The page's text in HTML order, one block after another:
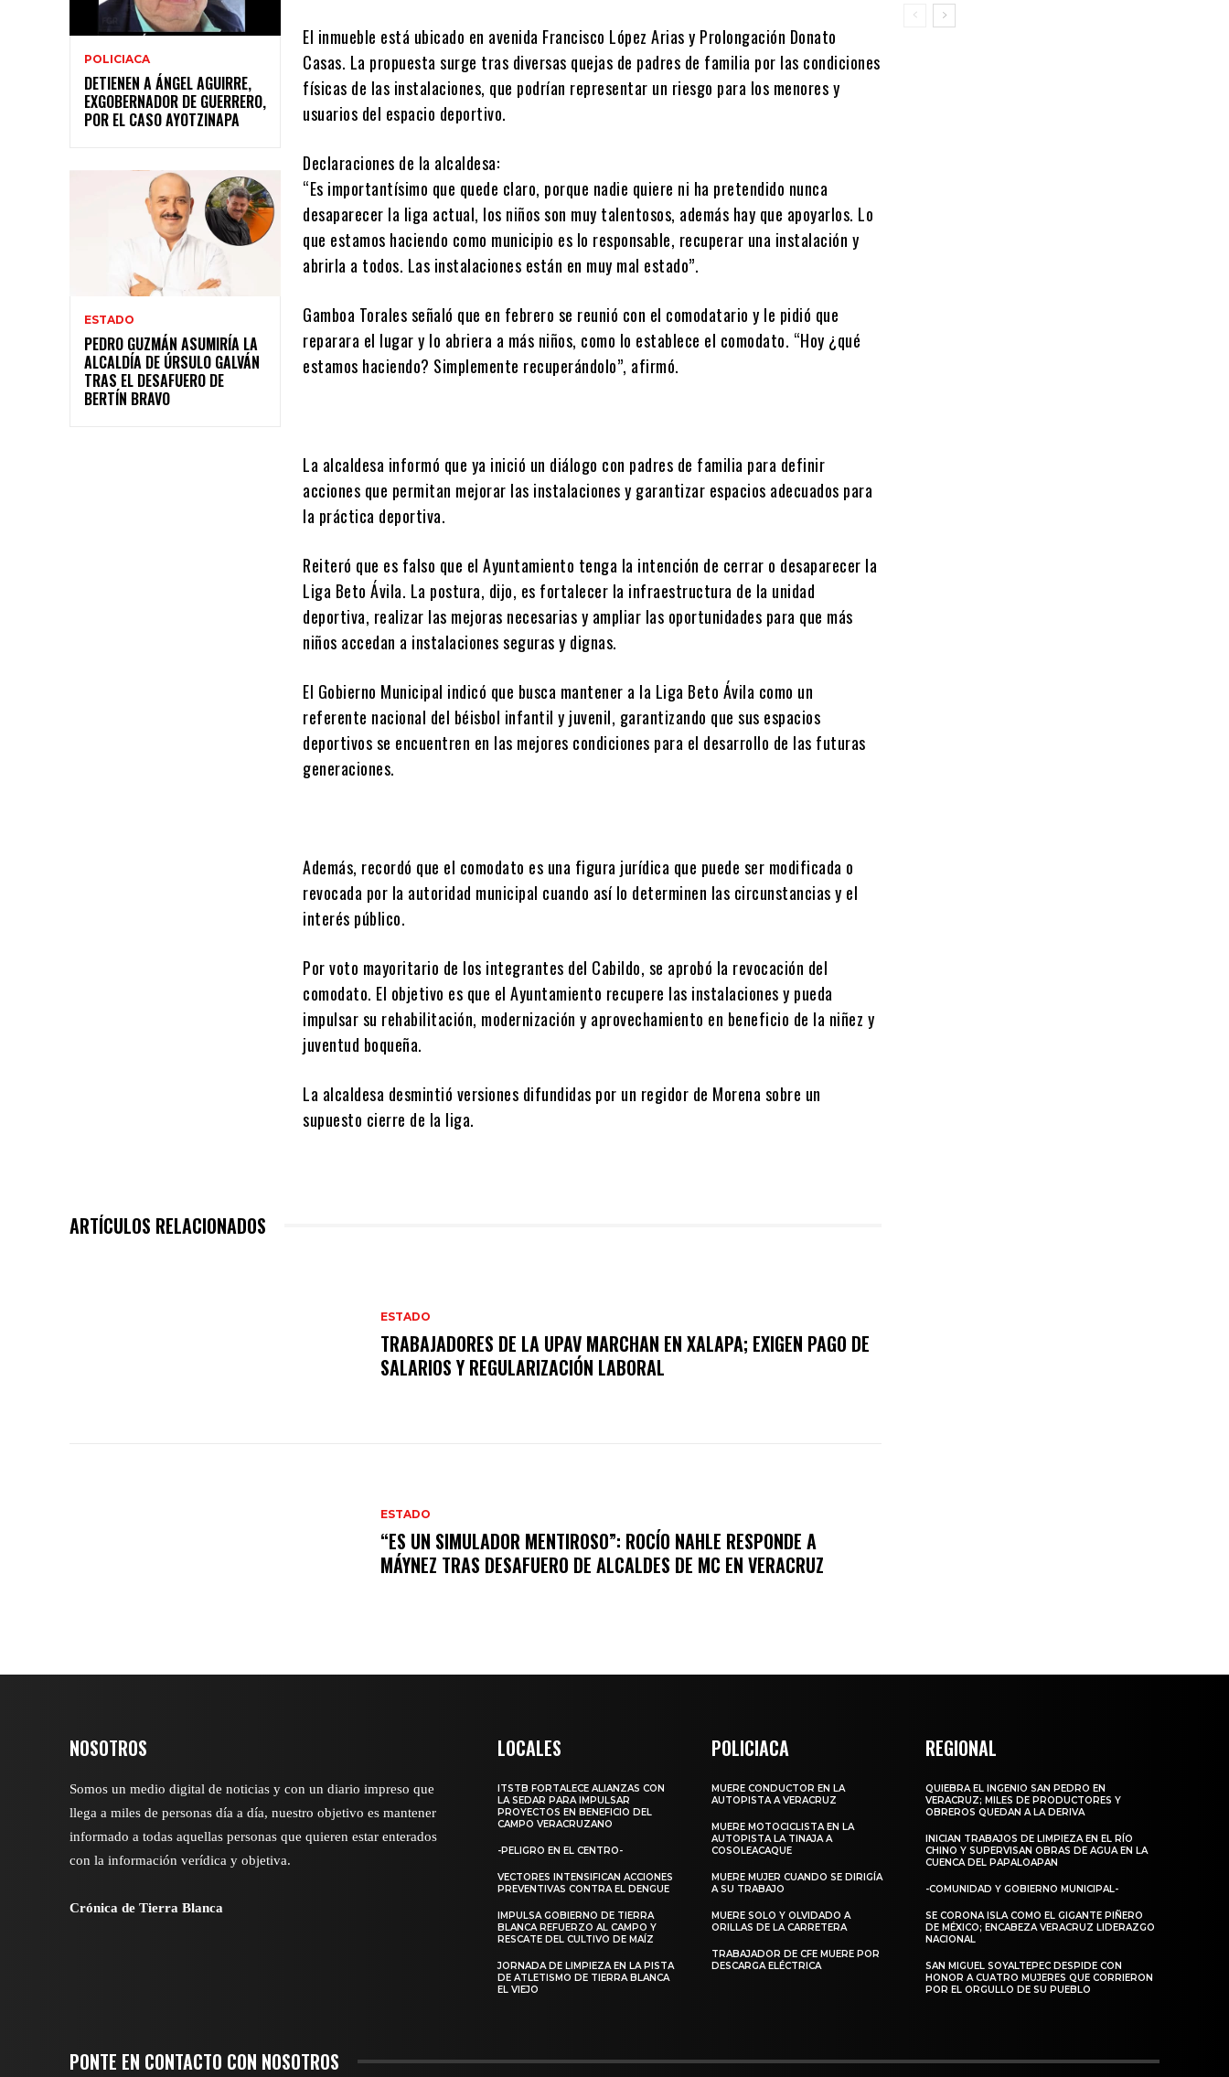
POLICIACA
DETIENEN A ÁNGEL AGUIRRE,
EXGOBERNADOR DE GUERRERO,
POR EL CASO AYOTZINAPA
ESTADO
PEDRO GUZMÁN ASUMIRÍA LA
ALCALDÍA DE ÚRSULO GALVÁN
TRAS EL DESAFUERO DE
BERTÍN BRAVO
El inmueble está ubicado en avenida Francisco López Arias y Prolongación Donato
Casas. La propuesta surge tras diversas quejas de padres de familia por las condiciones
físicas de las instalaciones, que podrían representar un riesgo para los menores y
usuarios del espacio deportivo.
Declaraciones de la alcaldesa:
“Es importantísimo que quede claro, porque nadie quiere ni ha pretendido nunca
desaparecer la liga actual, los niños son muy talentosos, además hay que apoyarlos. Lo
que estamos haciendo como municipio es lo responsable, recuperar una instalación y
abrirla a todos. Las instalaciones están en muy mal estado”.
Gamboa Torales señaló que en febrero se reunió con el comodatario y le pidió que
reparara el lugar y lo abriera a más niños, como lo establece el comodato. “Hoy ¿qué
estamos haciendo? Simplemente recuperándolo”, afirmó.
La alcaldesa informó que ya inició un diálogo con padres de familia para definir
acciones que permitan mejorar las instalaciones y garantizar espacios adecuados para
la práctica deportiva.
Reiteró que es falso que el Ayuntamiento tenga la intención de cerrar o desaparecer la
Liga Beto Ávila. La postura, dijo, es fortalecer la infraestructura de la unidad
deportiva, realizar las mejoras necesarias y ampliar las oportunidades para que más
niños accedan a instalaciones seguras y dignas.
El Gobierno Municipal indicó que busca mantener a la Liga Beto Ávila como un
referente nacional del béisbol infantil y juvenil, garantizando que sus espacios
deportivos se encuentren en las mejores condiciones para el desarrollo de las futuras
generaciones.
Además, recordó que el comodato es una figura jurídica que puede ser modificada o
revocada por la autoridad municipal cuando así lo determinen las circunstancias y el
interés público.
Por voto mayoritario de los integrantes del Cabildo, se aprobó la revocación del
comodato. El objetivo es que el Ayuntamiento recupere las instalaciones y pueda
impulsar su rehabilitación, modernización y aprovechamiento en beneficio de la niñez y
juventud boqueña.
La alcaldesa desmintió versiones difundidas por un regidor de Morena sobre un
supuesto cierre de la liga.
ARTÍCULOS RELACIONADOS
ESTADO
TRABAJADORES DE LA UPAV MARCHAN EN XALAPA; EXIGEN PAGO DE
SALARIOS Y REGULARIZACIÓN LABORAL
ESTADO
“ES UN SIMULADOR MENTIROSO”: ROCÍO NAHLE RESPONDE A
MÁYNEZ TRAS DESAFUERO DE ALCALDES DE MC EN VERACRUZ
NOSOTROS
Somos un medio digital de noticias y con un diario impreso que
llega a miles de personas día a día, nuestro objetivo es mantener
informado a todas aquellas personas que quieren estar enterados
con la información verídica y objetiva.
Crónica de Tierra Blanca
LOCALES
ITSTB FORTALECE ALIANZAS CON
LA SEDAR PARA IMPULSAR
PROYECTOS EN BENEFICIO DEL
CAMPO VERACRUZANO
-PELIGRO EN EL CENTRO-
VECTORES INTENSIFICAN ACCIONES
PREVENTIVAS CONTRA EL DENGUE
IMPULSA GOBIERNO DE TIERRA
BLANCA REFUERZO AL CAMPO Y
RESCATE DEL CULTIVO DE MAÍZ
JORNADA DE LIMPIEZA EN LA PISTA
DE ATLETISMO DE TIERRA BLANCA
EL VIEJO
POLICIACA
MUERE CONDUCTOR EN LA
AUTOPISTA A VERACRUZ
MUERE MOTOCICLISTA EN LA
AUTOPISTA LA TINAJA A
COSOLEACAQUE
MUERE MUJER CUANDO SE DIRIGÍA
A SU TRABAJO
MUERE SOLO Y OLVIDADO A
ORILLAS DE LA CARRETERA
TRABAJADOR DE CFE MUERE POR
DESCARGA ELÉCTRICA
REGIONAL
QUIEBRA EL INGENIO SAN PEDRO EN
VERACRUZ; MILES DE PRODUCTORES Y
OBREROS QUEDAN A LA DERIVA
INICIAN TRABAJOS DE LIMPIEZA EN EL RÍO
CHINO Y SUPERVISAN OBRAS DE AGUA EN LA
CUENCA DEL PAPALOAPAN
-COMUNIDAD Y GOBIERNO MUNICIPAL-
SE CORONA ISLA COMO EL GIGANTE PIÑERO
DE MÉXICO; ENCABEZA VERACRUZ LIDERAZGO
NACIONAL
SAN MIGUEL SOYALTEPEC DESPIDE CON
HONOR A CUATRO MUJERES QUE CORRIERON
POR EL ORGULLO DE SU PUEBLO
PONTE EN CONTACTO CON NOSOTROS